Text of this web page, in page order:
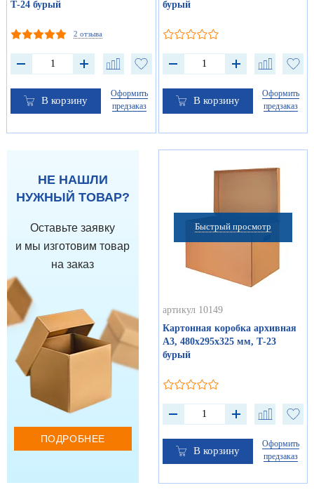
Т-24 бурый
2 отзыва
В корзину
Оформить
предзаказ
бурый
В корзину
Оформить
предзаказ
НЕ НАШЛИ
НУЖНЫЙ ТОВАР?
Оставьте заявку
и мы изготовим товар
на заказ
ПОДРОБНЕЕ
Быстрый просмотр
артикул 10149
Картонная коробка архивная
А3, 480х295х325 мм, Т-23
бурый
В корзину
Оформить
предзаказ